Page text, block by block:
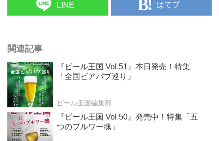
LINE はてブ
関連記事
『ビール王国 Vol.51』本日発売！特集
「全国ビアパブ巡り」
ビール王国編集部
『ビール王国 Vol.50』発売中！特集「五
つのブルワー魂」